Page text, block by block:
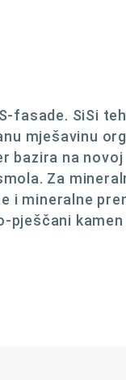
fasade. SiSi
mješavinu
bazira na novoj
Za
i mineralne
pješčani kamen